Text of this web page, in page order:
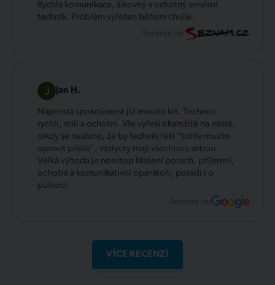
Rychlá komunikace, šikovný a ochotný servisní
technik. Problém vyřešen během chvíle.
Jan H.
Naprostá spokojenost již mnoho let. Technici
rychlí, milí a ochotní. Vše vyřeší okamžitě na místě,
nikdy se nestane, že by technik řekl "tohle musím
opravit příště", vždycky mají všechno s sebou.
Velká výhoda je nonstop hlášení poruch, příjemní,
ochotní a komunikativní operátoři, poradí i o
půlnoci.
Recenze na:
VÍCE RECENZÍ